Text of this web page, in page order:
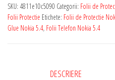
SKU: 4811e10c5090 Categorii: Folii de
Folii Protectie Etichete: Folii de Protectie
Glue Nokia 5.4, Folii Telefon Nokia 5.4
DESCRIERE